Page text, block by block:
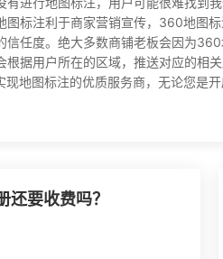
标注利于商家营销宣传，360地图
任度。绝大多数商铺老板会因为
据用户所在的区域，推送对应的相
地图标注的优质服务商，无论您是
要收费吗？